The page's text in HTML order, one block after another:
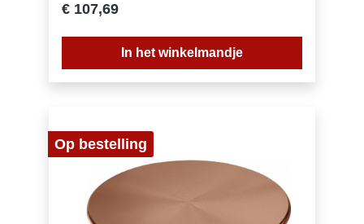
€ 107,69
In het winkelmandje
Op bestelling